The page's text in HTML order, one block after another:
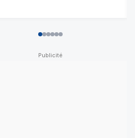
012345